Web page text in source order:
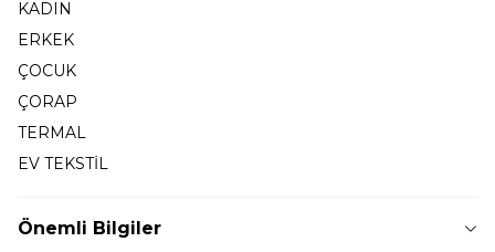
KADIN
ERKEK
ÇOCUK
ÇORAP
TERMAL
EV TEKSTİL
Önemli Bilgiler